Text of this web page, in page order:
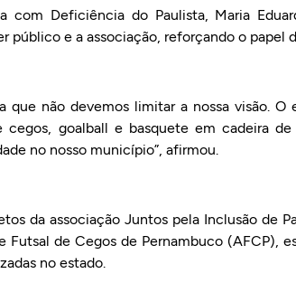
com Deficiência do Paulista, Maria
público e a associação, reforçando o
que não devemos limitar a nossa visão.
cegos, goalball e basquete em cadeira
no nosso município”, afirmou.
da associação Juntos pela Inclusão de
Futsal de Cegos de Pernambuco (AFCP),
no estado.